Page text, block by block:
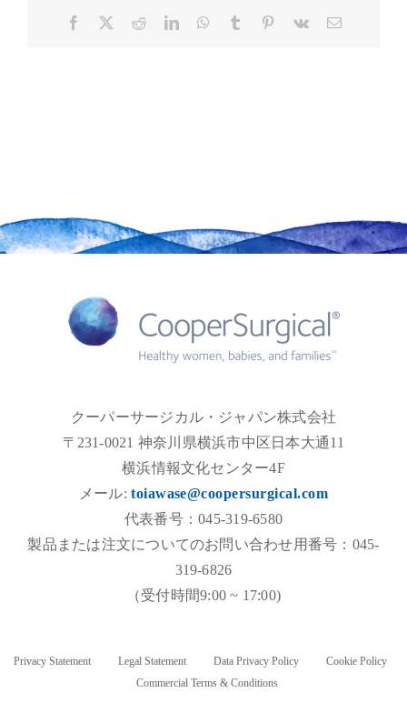
Facebook RedditLinkedInWhatsApp
Tumblr Pinterest
Vk Email
クーパーサージカル・ジャパン株式会社
〒231-0021 神奈川県横浜市中区日本大通11
横浜情報文化センター4F
メール:toiawase@coopersurgical.com
代表番号：045-319-6580
製品または注文についてのお問い合わせ用番号：045-
319-6826
（受付時間9:00 ~ 17:00)
Privacy Statement Legal Statement Data Privacy Policy
Cookie Policy
Commercial Terms & Conditions